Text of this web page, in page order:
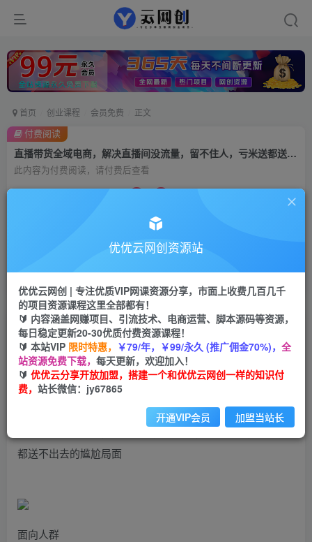
首页 创业课程 会员免费 正文
直播带货全域电商，解决直播间没流量，留不住人，亏米送都送不出去的尴尬局面
此内容为付费阅读，请付费后查看
9.9
立即购买
付费阅读
直播带货全域电商，解决直播间没流量，留不住
人，亏米送都送不出去的尴尬局面
优优云网创
2年前发布
关注 私信
1848 83
直播带货全域电商，解决直播间没流量，留不住人，亏米送
都送不出去的尴尬局面
面向人群
优优云网创资源站
优优云网创 | 专注优质VIP网课资源分享，市面上收费几百几千
的项目资源课程这里全部都有！
🔰 内容涵盖网赚项目、引流技术、电商运营、脚本源码等资源，
每日稳定更新20-30优质付费资源课程！
🔰 本站VIP 限时特惠， ￥79/年，￥99/永久 (推广佣金70%)， 全
站资源免费下载， 每天更新，欢迎加入！
🔰 优优云分享开放加盟，搭建一个和优优云网创一样的知识付
费， 站长微信：jy67865
开通VIP会员 加盟当站长